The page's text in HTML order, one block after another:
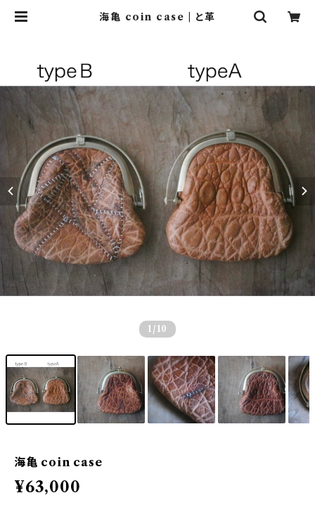
海亀 coin case | と革
1 /10
海亀 coin case
¥63,000